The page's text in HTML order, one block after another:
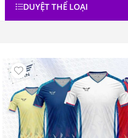
DUYỆT THỂ LOẠI